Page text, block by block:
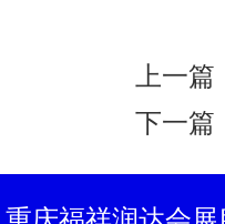
上一篇
下一篇